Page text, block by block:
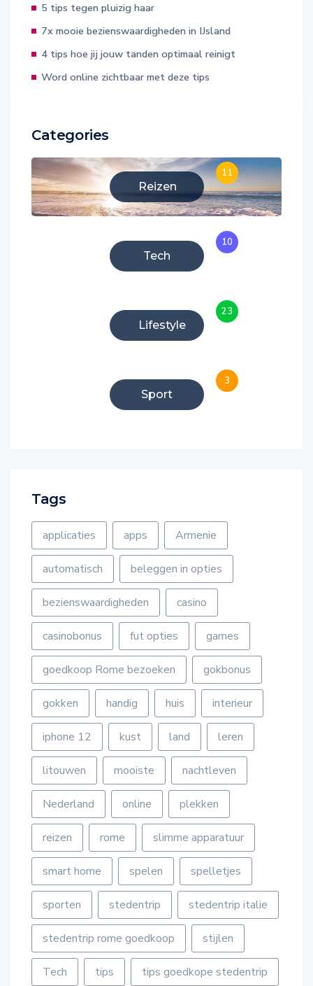
5 tips tegen pluizig haar
7x mooie bezienswaardigheden in IJsland
4 tips hoe jij jouw tanden optimaal reinigt
Word online zichtbaar met deze tips
Categories
Reizen
11
Tech
10
Lifestyle
23
Sport
3
Tags
applicaties apps Armenie
automatisch beleggen in opties
bezienswaardigheden casino
casinobonus fut opties games
goedkoop Rome bezoeken gokbonus
gokken handig huis interieur
iphone 12 kust land leren
litouwen mooiste nachtleven
Nederland online plekken
reizen rome slimme apparatuur
smart home spelen spelletjes
sporten stedentrip stedentrip italie
stedentrip rome goedkoop stijlen
Tech tips tips goedkope stedentrip